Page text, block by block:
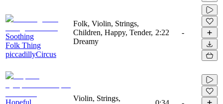
Soothing
Folk Thing
piccadillyCircus
Folk, Violin, Strings,
Children, Happy, Tender,
Dreamy
2:22 -
Hopeful
Violin, Strings,